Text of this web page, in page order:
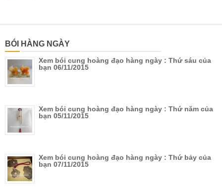
BÓI HÀNG NGÀY
Xem bói cung hoàng đạo hàng ngày : Thứ sáu của
bạn 06/11/2015
Xem bói cung hoàng đạo hàng ngày : Thứ năm của
bạn 05/11/2015
Xem bói cung hoàng đạo hàng ngày : Thứ bảy của
bạn 07/11/2015